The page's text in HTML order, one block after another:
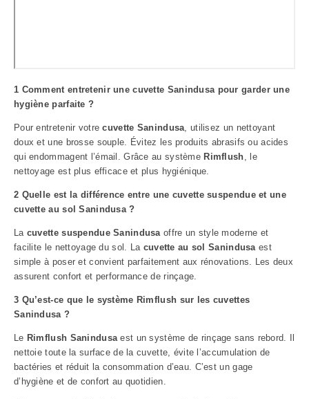
1 Comment entretenir une cuvette Sanindusa pour garder une
hygiène parfaite ?
Pour entretenir votrecuvette Sanindusa, utilisez un nettoyant
doux et une brosse souple. Évitez les produits abrasifs ou acides
qui endommagent l’émail. Grâce au système Rimflush, le
nettoyage est plus efficace et plus hygiénique.
2 Quelle est la différence entre une cuvette suspendue et une
cuvette au sol Sanindusa ?
La cuvette suspendue Sanindusaoffre un style moderne et
facilite le nettoyage du sol. La cuvette au sol Sanindusaest
simple à poser et convient parfaitement aux rénovations. Les deux
assurent confort et performance de rinçage.
3 Qu’est-ce que le système Rimflush sur les cuvettes
Sanindusa ?
Le Rimflush Sanindusaest un système de rinçage sans rebord. Il
nettoie toute la surface de la cuvette, évite l’accumulation de
bactéries et réduit la consommation d’eau. C’est un gage
d’hygiène et de confort au quotidien.